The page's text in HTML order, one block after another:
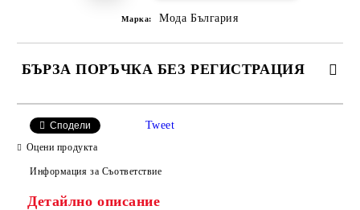
Марка: Мода България
БЪРЗА ПОРЪЧКА БЕЗ РЕГИСТРАЦИЯ
Съгласен съм с
Сподели Tweet
Оцени продукта
Информация за Съответствие
Детайлно описание